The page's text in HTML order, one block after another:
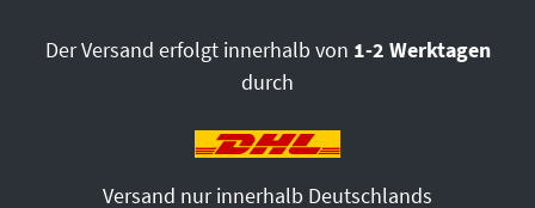
Der Versand erfolgt innerhalb von 1-2 Werktagen
durch
Versand nur innerhalb Deutschlands